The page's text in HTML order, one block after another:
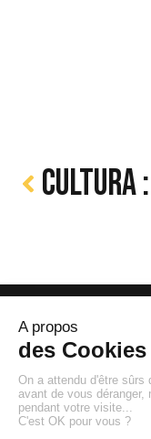
111 Boulevard
32 Rue du Pont
Bordeaux